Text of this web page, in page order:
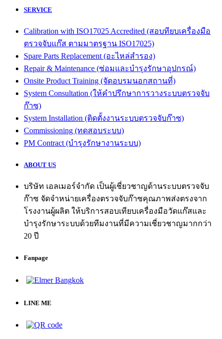
SERVICE
Calibration with ISO17025 Accredited (สอบทียบเครื่องมือ
ตรวจจับแก๊ส ตามมาตรฐาน ISO17025)
Spare Parts Replacement (อะไหล่สำรอง)
Repair & Maintenance (ซ่อมและบำรุงรักษาอุปกรณ์)
Onsite Product Training (จัดอบรมนอกสถานที่)
System Consultation (ให้คำปรึกษาการวางระบบตรวจจับ
ก๊าซ)
System Installation (ติดตั้งงานระบบตรวจจับก๊าซ)
Commissioning (ทดสอบระบบ)
PM Contract (บำรุงรักษางานระบบ)
ABOUT US
บริษัท เอลเมอร์จำกัด เป็นผู้เชี่ยวชาญด้านระบบตรวจจับ
ก๊าซ จัดจำหน่ายเครื่องตรวจจับก๊าซคุณภาพส่งตรงจาก
โรงงานผู้ผลิต ให้บริการสอบเทียบเครื่องมือวัดแก๊สและ
บำรุงรักษาระบบด้วยทีมงานที่มีความเชี่ยวชาญมากกว่า
20 ปี
Fanpage
LINE ME